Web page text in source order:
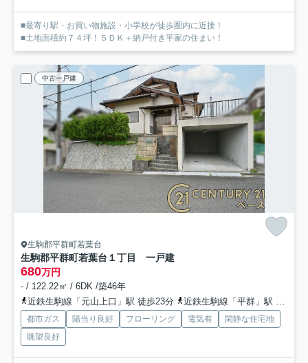
■最寄り駅・お買い物施設・小学校が徒歩圏内に近接！
■土地面積約７４坪！５ＤＫ＋納戸付き平家の住まい！
中古一戸建
生駒郡平群町若葉台
生駒郡平群町若葉台１丁目 一戸建
680万円
- / 122.22㎡ / 6DK /築46年
近鉄生駒線「元山上口」駅 徒歩23分
近鉄生駒線「平群」駅 徒歩21分
都市ガス 陽当り良好 フローリング 電気有
閑静な住宅地
眺望良好